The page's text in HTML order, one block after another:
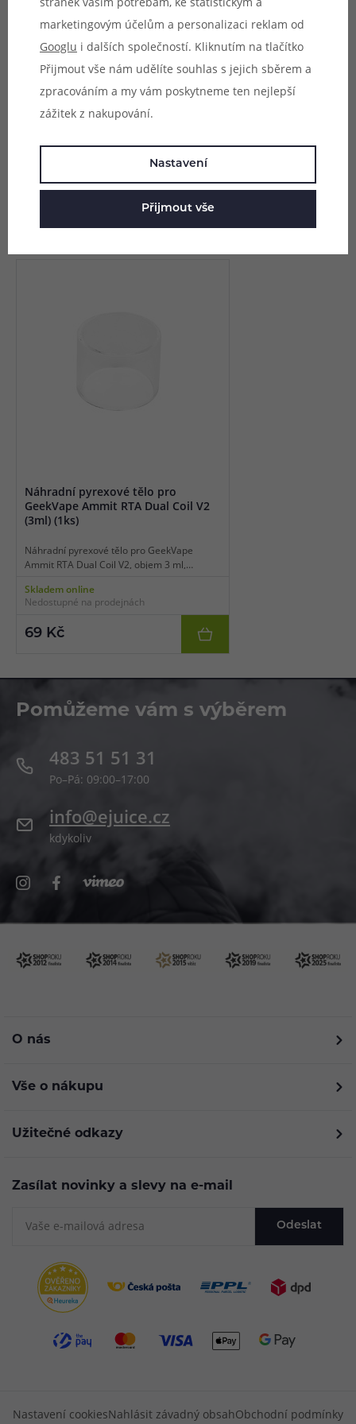
Hodnocení (0)
Mohlo by se vám líbit
Náhradní pyrexové tělo pro
GeekVape Ammit RTA Dual Coil V2
(3ml) (1ks)
Náhradní pyrexové tělo pro GeekVape
Ammit RTA Dual Coil V2, objem 3 ml,
Skladem online
Nedostupné na prodejnách
69 Kč
Pomůžeme vám s výběrem
483 51 51 31
Po–Pá: 09:00–17:00
info@ejuice.cz
kdykoliv
O nás
Vše o nákupu
Užitečné odkazy
Zasílat novinky a slevy na e-mail
Odeslat
Nastavení cookiesNahlásit závadný obsahObchodní podmínky
marketingovým účelům a personalizaci reklam od
Googlu i dalších společností. Kliknutím na tlačítko
Přijmout vše nám udělíte souhlas s jejich sběrem a
zpracováním a my vám poskytneme ten nejlepší
zážitek z nakupování.
Nastavení
Přijmout vše